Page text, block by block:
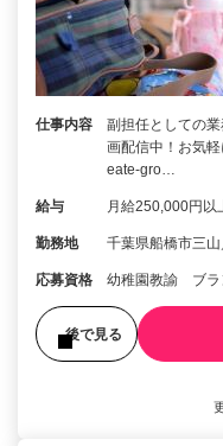
仕事内容
副担任としての
画配信中！お気
eate-gro…
給与 月給250,000円以
勤務地 千葉県船橋市三
応募資格 幼稚園教諭 ブラ
後で見る